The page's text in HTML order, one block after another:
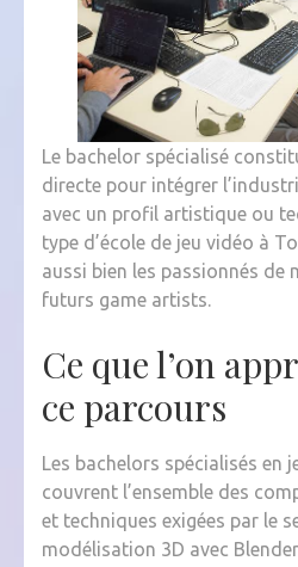
Le bachelor spécialisé
directe pour intégrer
avec un profil artistique ou
type d’école de jeu vidéo à
aussi bien les passionnés de
futurs game artists.
Ce que l’on
ce parcours
Les bachelors spécialisés en
couvrent l’ensemble des
et techniques exigées par le
modélisation 3D avec